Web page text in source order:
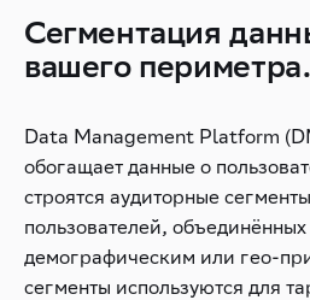
Сегментация
вашего периметра.
Data Management Platform
обогащает данные о
строятся аудиторные
пользователей,
демографическим или гео-
сегменты используются для